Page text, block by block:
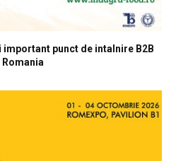
important punct de intalnire B2B